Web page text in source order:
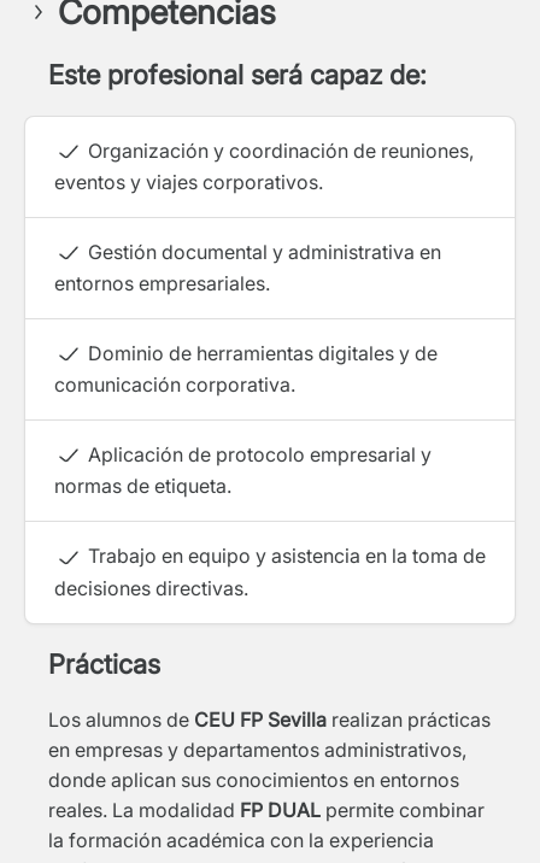
Competencias
Este profesional será capaz de:
Organización y coordinación de reuniones,
eventos y viajes corporativos.
Gestión documental y administrativa en
entornos empresariales.
Dominio de herramientas digitales y de
comunicación corporativa.
Aplicación de protocolo empresarial y
normas de etiqueta.
Trabajo en equipo y asistencia en la toma de
decisiones directivas.
Prácticas
Los alumnos de CEU FP Sevilla realizan prácticas
en empresas y departamentos administrativos,
donde aplican sus conocimientos en entornos
reales. La modalidad FP DUAL permite combinar
la formación académica con la experiencia